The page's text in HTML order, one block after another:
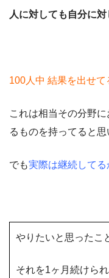
人に対しても自分に対
100人中 結果を出せて
これは相当その分野
るものを持ってると思
でも実際は継続してる
やりたいと思ったこ
それを1ヶ月続けら